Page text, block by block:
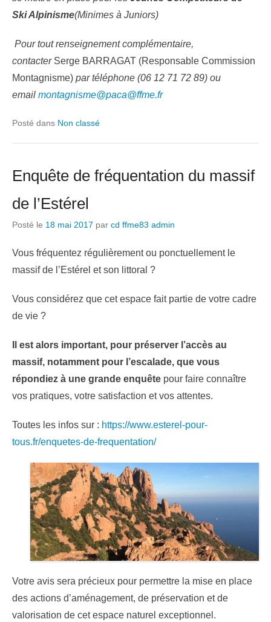
Ski Alpinisme(Minimes à Juniors)
Pour tout renseignement complémentaire,
contacter Serge BARRAGAT (Responsable Commission
Montagnisme) par téléphone (06 12 71 72 89) ou
email montagnisme@paca@ffme.fr
Posté dans Non classé
Enquête de fréquentation du massif
de l’Estérel
Posté le 18 mai 2017 par cd ffme83 admin
Vous fréquentez régulièrement ou ponctuellement le
massif de l’Estérel et son littoral ?
Vous considérez que cet espace fait partie de votre cadre
de vie ?
Il est alors important, pour préserver l’accès au
massif, notamment pour l’escalade, que vous
répondiez à une grande enquête pour faire connaître
vos pratiques, votre satisfaction et vos attentes.
Toutes les infos sur : https://www.esterel-pour-
tous.fr/enquetes-de-frequentation/
Votre avis sera précieux pour permettre la mise en place
des actions d’aménagement, de préservation et de
valorisation de cet espace naturel exceptionnel.